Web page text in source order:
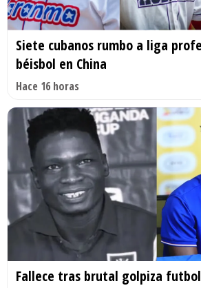
Siete cubanos rumbo a liga
béisbol en China
Hace 16 horas
Fallece tras brutal golpiza